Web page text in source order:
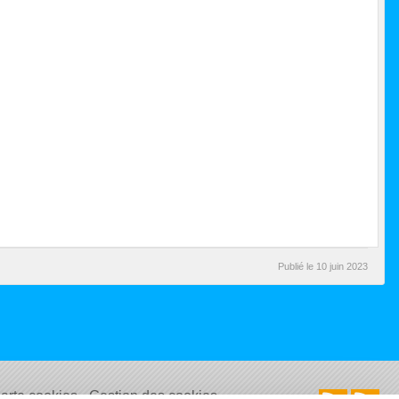
Publié le 10 juin 2023
cookies Gestion des cookies